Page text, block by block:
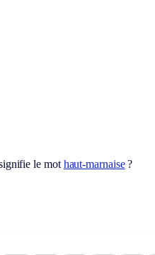
le mot haut-marnaise?